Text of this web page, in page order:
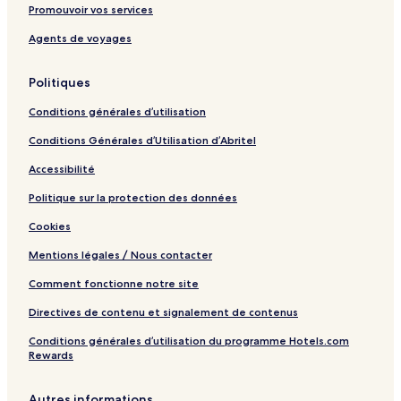
n
t
o
r
o
r
t
t
e
s
o
m
m
a
i
o
n
y
Promouvoir vos services
Agents de voyages
Politiques
Conditions générales d’utilisation
Conditions Générales d’Utilisation d’Abritel
Accessibilité
Politique sur la protection des données
Cookies
Mentions légales / Nous contacter
Comment fonctionne notre site
Directives de contenu et signalement de contenus
Conditions générales d’utilisation du programme Hotels.com
Rewards